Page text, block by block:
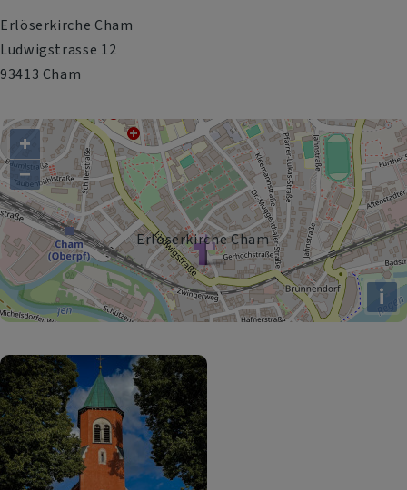
Erlöserkirche Cham
Ludwigstrasse 12
93413 Cham
Erlöserkirche Cham
+
−
i